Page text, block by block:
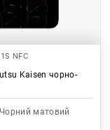
NFC
Kaisen чорно-
Чорний матовий